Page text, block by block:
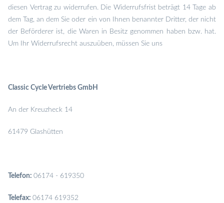
diesen Vertrag zu widerrufen. Die Widerrufsfrist beträgt 14 Tage ab
dem Tag, an dem Sie oder ein von Ihnen benannter Dritter, der nicht
der Beförderer ist, die Waren in Besitz genommen haben bzw. hat.
Um Ihr Widerrufsrecht auszuüben, müssen Sie uns
Classic Cycle Vertriebs GmbH
An der Kreuzheck 14
61479 Glashütten
Telefon: 06174 - 619350
Telefax: 06174 619352